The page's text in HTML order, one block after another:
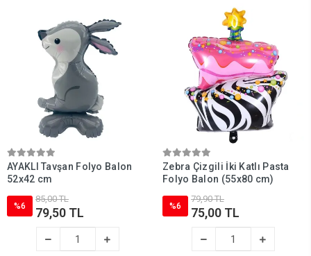
AYAKLI Tavşan Folyo Balon
52x42 cm
%6
85,00 TL
79,50 TL
Zebra Çizgili İki Katlı Pasta
Folyo Balon (55x80 cm)
%6
79,90 TL
75,00 TL